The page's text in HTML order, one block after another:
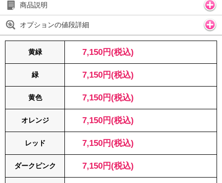
商品説明
オプションの値段詳細
黄緑 7,150円(税込)
緑 7,150円(税込)
黄色 7,150円(税込)
オレンジ 7,150円(税込)
レッド 7,150円(税込)
ダークピンク 7,150円(税込)